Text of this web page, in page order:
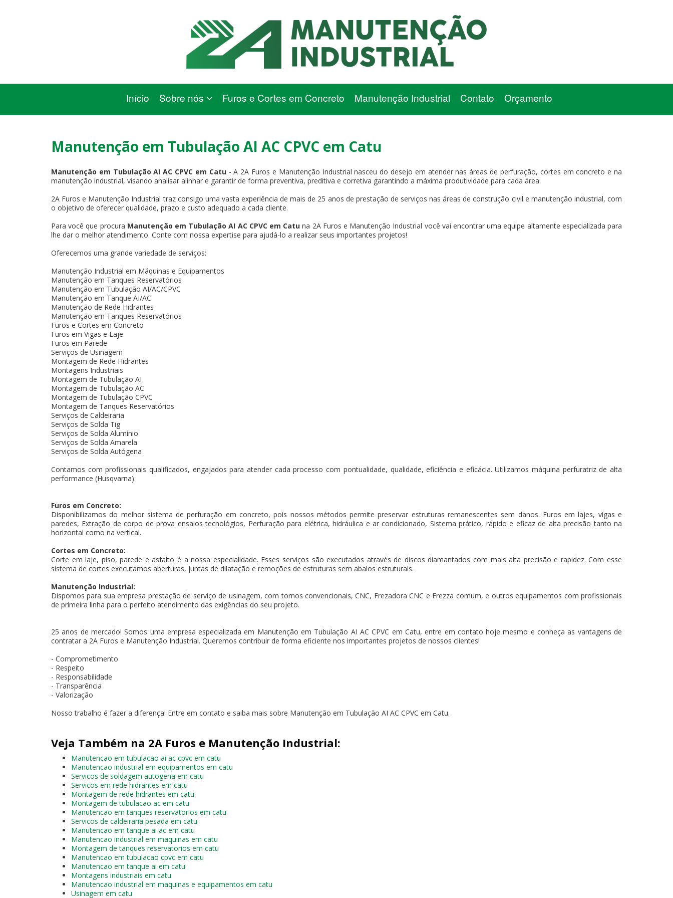
Início Sobre nós Furos e Cortes em Concreto Manutenção Industrial Contato Orçamento
Manutenção em Tubulação AI AC CPVC em Catu
Manutenção em Tubulação AI AC CPVC em Catu- A 2A Furos e Manutenção Industrial nasceu do desejo em atender nas áreas de perfuração, cortes em concreto e na
manutenção industrial, visando analisar alinhar e garantir de forma preventiva, preditiva e corretiva garantindo a máxima produtividade para cada área.
2A Furos e Manutenção Industrial traz consigo uma vasta experiência de mais de 25 anos de prestação de serviços nas áreas de construção civil e manutenção industrial, com
o objetivo de oferecer qualidade, prazo e custo adequado a cada cliente.
Para você que procura Manutenção em Tubulação AI AC CPVC em Catu na 2A Furos e Manutenção Industrial você vai encontrar uma equipe altamente especializada para
lhe dar o melhor atendimento. Conte com nossa expertise para ajudá-lo a realizar seus importantes projetos!
Oferecemos uma grande variedade de serviços:
Manutenção Industrial em Máquinas e Equipamentos
Manutenção em Tanques Reservatórios
Manutenção em Tubulação AI/AC/CPVC
Manutenção em Tanque AI/AC
Manutenção de Rede Hidrantes
Manutenção em Tanques Reservatórios
Furos e Cortes em Concreto
Furos em Vigas e Laje
Furos em Parede
Serviços de Usinagem
Montagem de Rede Hidrantes
Montagens Industriais
Montagem de Tubulação AI
Montagem de Tubulação AC
Montagem de Tubulação CPVC
Montagem de Tanques Reservatórios
Serviços de Caldeiraria
Serviços de Solda Tig
Serviços de Solda Alumínio
Serviços de Solda Amarela
Serviços de Solda Autógena
Contamos com profissionais qualificados, engajados para atender cada processo com pontualidade, qualidade, eficiência e eficácia. Utilizamos máquina perfuratriz de alta
performance (Husqvarna).
Furos em Concreto:
Disponibilizamos do melhor sistema de perfuração em concreto, pois nossos métodos permite preservar estruturas remanescentes sem danos. Furos em lajes, vigas e
paredes, Extração de corpo de prova ensaios tecnológios, Perfuração para elétrica, hidráulica e ar condicionado, Sistema prático, rápido e eficaz de alta precisão tanto na
horizontal como na vertical.
Cortes em Concreto:
Corte em laje, piso, parede e asfalto é a nossa especialidade. Esses serviços são executados através de discos diamantados com mais alta precisão e rapidez. Com esse
sistema de cortes executamos aberturas, juntas de dilatação e remoções de estruturas sem abalos estruturais.
Manutenção Industrial:
Dispomos para sua empresa prestação de serviço de usinagem, com tornos convencionais, CNC, Frezadora CNC e Frezza comum, e outros equipamentos com profissionais
de primeira linha para o perfeito atendimento das exigências do seu projeto.
25 anos de mercado! Somos uma empresa especializada em Manutenção em Tubulação AI AC CPVC em Catu, entre em contato hoje mesmo e conheça as vantagens de
contratar a 2A Furos e Manutenção Industrial. Queremos contribuir de forma eficiente nos importantes projetos de nossos clientes!
- Comprometimento
- Respeito
- Responsabilidade
- Transparência
- Valorização
Nosso trabalho é fazer a diferença! Entre em contato e saiba mais sobre Manutenção em Tubulação AI AC CPVC em Catu.
Veja Também na 2A Furos e Manutenção Industrial:
Manutencao em tubulacao ai ac cpvc em catu
Manutencao industrial em equipamentos em catu
Servicos de soldagem autogena em catu
Servicos em rede hidrantes em catu
Montagem de rede hidrantes em catu
Montagem de tubulacao ac em catu
Manutencao em tanques reservatorios em catu
Servicos de caldeiraria pesada em catu
Manutencao em tanque ai ac em catu
Manutencao industrial em maquinas em catu
Montagem de tanques reservatorios em catu
Manutencao em tubulacao cpvc em catu
Manutencao em tanque ai em catu
Montagens industriais em catu
Manutencao industrial em maquinas e equipamentos em catu
Usinagem em catu